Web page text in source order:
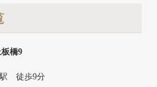
橋9
徒歩9分